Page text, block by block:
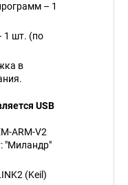
– 1
1 шт. (по
в
USB
ARM-V2
"Миландр"
(Keil)